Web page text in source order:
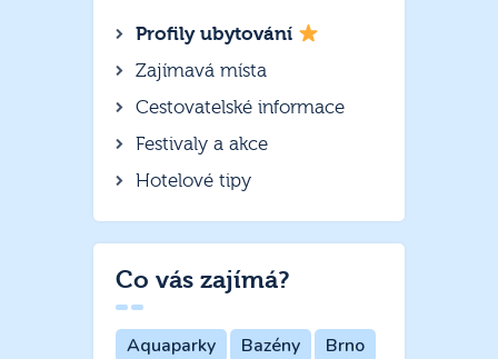
Profily ubytování
Zajímavá místa
Cestovatelské informace
Festivaly a akce
Hotelové tipy
Co vás zajímá?
Aquaparky Bazény
Brno